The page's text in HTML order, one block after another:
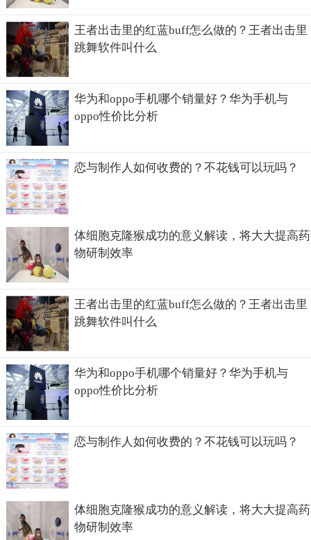
王者出击里的红蓝buff怎么做的？王者出击里
跳舞软件叫什么
华为和oppo手机哪个销量好？华为手机与
oppo性价比分析
恋与制作人如何收费的？不花钱可以玩吗？
体细胞克隆猴成功的意义解读，将大大提高药
物研制效率
王者出击里的红蓝buff怎么做的？王者出击里
跳舞软件叫什么
华为和oppo手机哪个销量好？华为手机与
oppo性价比分析
恋与制作人如何收费的？不花钱可以玩吗？
体细胞克隆猴成功的意义解读，将大大提高药
物研制效率